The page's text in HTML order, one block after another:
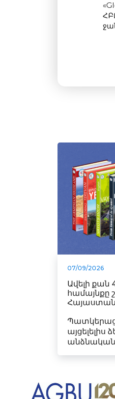
07/09/2026
Ավելի քան
համայնքը
այցելելիս
անձնական